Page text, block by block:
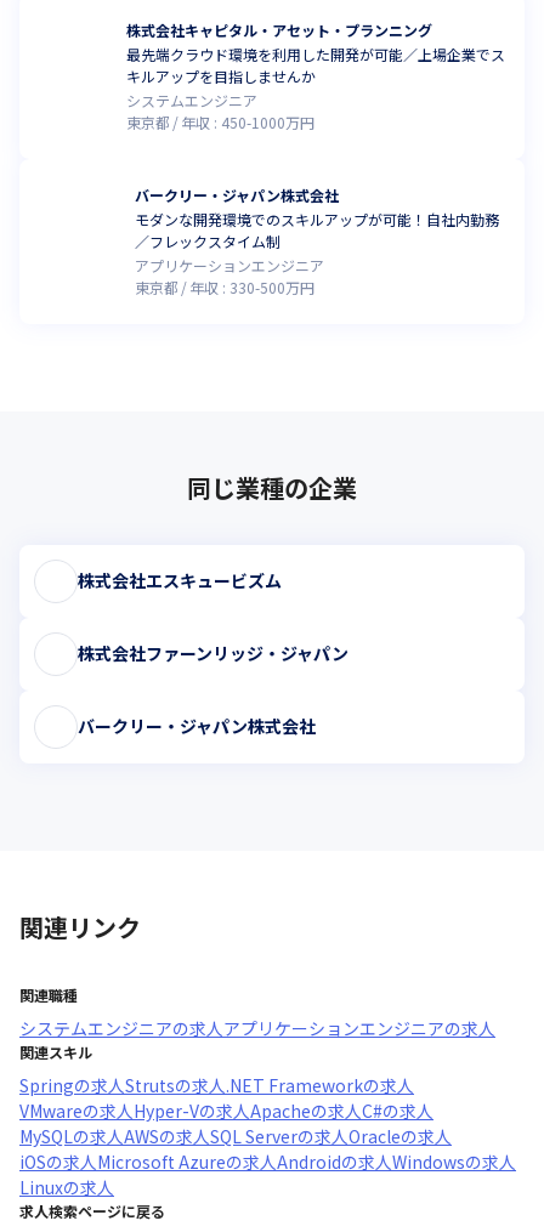
株式会社キャピタル・アセット・プランニング
最先端クラウド環境を利用した開発が可能／上場企業でス
キルアップを目指しませんか
システムエンジニア
東京都
年収 : 450-1000万円
バークリー・ジャパン株式会社
モダンな開発環境でのスキルアップが可能！自社内勤務
／フレックスタイム制
アプリケーションエンジニア
東京都
年収 : 330-500万円
同じ業種の企業
株式会社エスキュービズム
株式会社ファーンリッジ・ジャパン
バークリー・ジャパン株式会社
関連リンク
関連職種
システムエンジニアの求人 アプリケーションエンジニアの求人
関連スキル
Springの求人Strutsの求人 .NET Frameworkの求人
VMwareの求人 Hyper-Vの求人Apacheの求人C#の求人
MySQLの求人AWSの求人SQL Serverの求人Oracleの求人
iOSの求人 Microsoft Azureの求人Androidの求人Windowsの求人
Linuxの求人
求人検索ページに戻る